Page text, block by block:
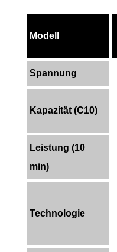
Modell
Spannung
Kapazität (C10)
Leistung (10
min)
Technologie